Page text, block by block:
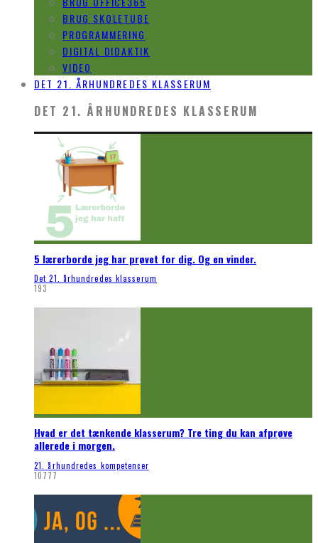
BRUG SKOLETUBE
PROGRAMMERING
DIGITAL DIDAKTIK
VIDEO
DET 21. ÅRHUNDREDES KLASSERUM
DET 21. ÅRHUNDREDES KLASSERUM
5 lærerborde jeg har prøvet for dig. Og en vinder.
Det 21. århundredes klasserum
193
Hvad er det tænkende klasserum? Tre ting du kan afprøve
allerede i morgen.
21. århundredes kompetencer
10777